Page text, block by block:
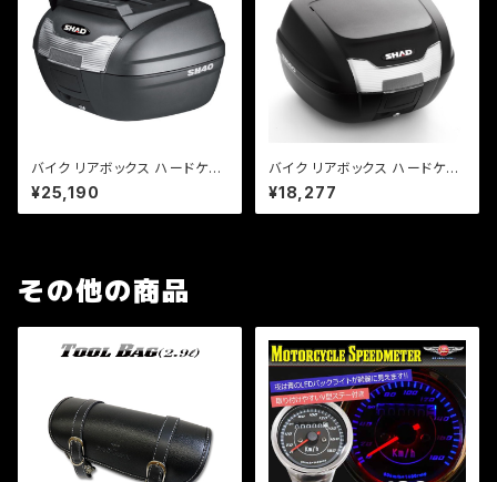
バイク リアボックス ハードケー
ス SHAD SH40 CARGO リア
ボックス 無塗装ブラック
¥25,190
バイク リアボックス ハードケー
ス SHAD SH40 リアボックス
無塗装ブラック
¥18,277
その他の商品